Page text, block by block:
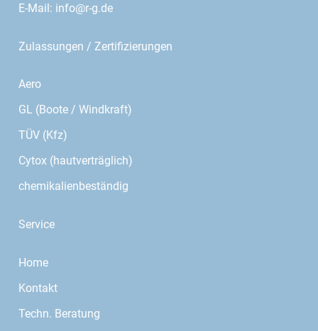
E-Mail: info@r-g.de
Zulassungen / Zertifizierungen
Aero
GL (Boote / Windkraft)
TÜV (Kfz)
Cytox (hautverträglich)
chemikalienbeständig
Service
Home
Kontakt
Techn. Beratung